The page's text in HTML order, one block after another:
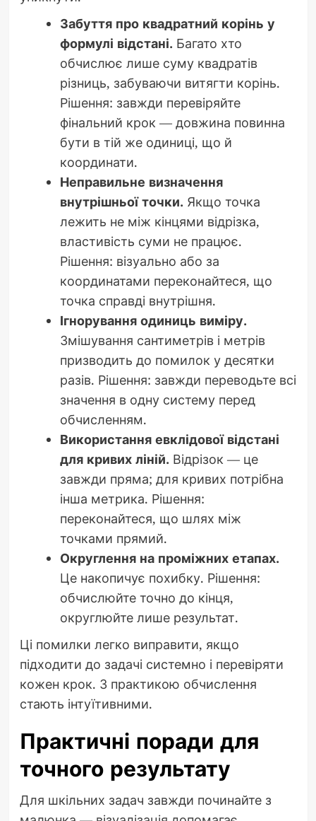
Забуття про квадратний корінь у
формулі відстані. Багато хто
обчислює лише суму квадратів
різниць, забуваючи витягти корінь.
Рішення: завжди перевіряйте
фінальний крок — довжина повинна
бути в тій же одиниці, що й
координати.
Неправильне визначення
внутрішньої точки. Якщо точка
лежить не між кінцями відрізка,
властивість суми не працює.
Рішення: візуально або за
координатами переконайтеся, що
точка справді внутрішня.
Ігнорування одиниць виміру.
Змішування сантиметрів і метрів
призводить до помилок у десятки
разів. Рішення: завжди переводьте всі
значення в одну систему перед
обчисленням.
Використання евклідової відстані
для кривих ліній. Відрізок — це
завжди пряма; для кривих потрібна
інша метрика. Рішення:
переконайтеся, що шлях між
точками прямий.
Округлення на проміжних етапах.
Це накопичує похибку. Рішення:
обчислюйте точно до кінця,
округлюйте лише результат.
Ці помилки легко виправити, якщо
підходити до задачі системно і перевіряти
кожен крок. З практикою обчислення
стають інтуїтивними.
Практичні поради для
точного результату
Для шкільних задач завжди починайте з